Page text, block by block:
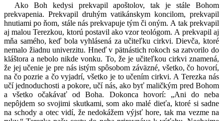
Ako Boh kedysi prekvapil apoštolov, tak je stále Bohom
prekvapenia. Prekvapil druhým vatikánskym koncilom, prekvapil
hnutiami po ňom, stále nás prekvapuje tým či oným. A tak prekvapil
aj malou Terezkou, ktorú postavil ako vzor teológom. A prekvapil aj
mňa samého, keď bola vyhlásená za učiteľku cirkvi. Dievča, ktoré
nemalo žiadnu univerzitu. Hneď v pätnástich rokoch sa zatvorilo do
kláštora a nebolo nikde vonku. To, že je učiteľkou cirkvi znamená,
že jej učenie je pre nás istým spôsobom záväzné, všetko, čo hovorí,
na čo pozrie a čo vyjadrí, všetko je to učením cirkvi. A Terezka nás
učí jednoduchosti a pokore, učí nás, ako byť maličkým pred Bohom
a všetko očakávať od Boha. Dokonca hovorí: „Ani do neba
nepôjdem so svojimi skutkami, som ako malé dieťa, ktoré si sadne
na schody a otec vidí, že nedokážem výjsť hore, tak ma vezme na